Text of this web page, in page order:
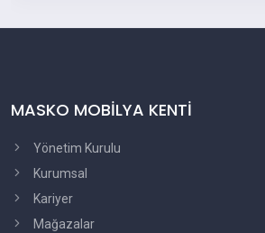
MASKO MOBİLYA KENTİ
Yönetim Kurulu
Kurumsal
Kariyer
Mağazalar